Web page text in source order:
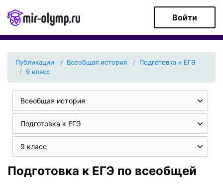
Войти
Публикации Всеобщая история
Подготовка к ЕГЭ
9 класс
Всеобщая история
Подготовка к ЕГЭ
9 класс
Подготовка к ЕГЭ по всеобщей